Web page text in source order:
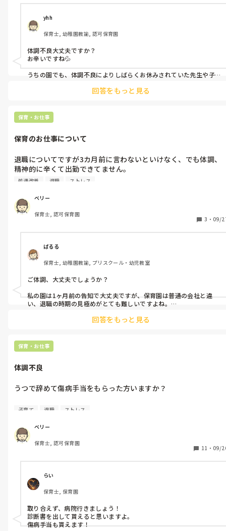
yhh
保育士, 幼稚園教諭, 認可保育園
体調不良大丈夫ですか？
お辛いですね💦
うちの園でも、体調不良によりしばらくお休みされていた先生や子
パートの方で1ヶ月～数ヶ月お休みされていましたが、上司と相談し
回答をもっと見る
保育・お仕事
保育のお仕事について
退職についてですが3カ月前に言わないといけなく、でも体調、
精神的に辛くて出勤できてません。
傷病手当もらって休んだほうがいいのかすぐに退職させてもらえ
処遇改善 退職 ストレス
ベリー
保育士, 認可保育園
3 ・ 09/
ぱるる
保育士, 幼稚園教諭, プリスクール・幼児教室
ご体調、大丈夫でしょうか？
私の園は1ヶ月前の告知で大丈夫ですが、保育園は普通の会社と違
い、退職の時期の見極めがとても難しいですよね。
保育園側としては正直なところ、退職の意向を伝えるほうが良いか
るだけでも大仕事だと思います💦
が色々な意味で安心なのかなとは感じました。体調、精神的にもと
職がすぐに可能ではないのならば、傷病手当をいただくことも一つ
だと思います。もちろん復帰できるよう務めることも必要になってき
回答をもっと見る
保育・お仕事
体調不良
うつで辞めて傷病手当をもらった方いますか？
子どもがいるのでお金ないと困りますし、子ども2人保育園に通
のもうつ病気と言うことで保育園に継続して通わせれたらなと思
ってます。
同じクラスの先生とがとくに一緒にいるのが辛くてうつで辞めた
いです。
まだ病院へは行ってませんがここ数日体調がいつもより悪くその
前に風邪を引いてからかとくに体調が悪く休んでます。
出勤しないといけないのですが気持ちと体調がついていけず、辞
めるにも3月前までには言わないといけないし、3月には辞めよう
と思っていたので園長先生には3月で辞めたいとは伝えてありま
子育て 退職 ストレス
ベリー
保育士, 認可保育園
11 ・ 09/
らい
保育士, 保育園
取り合えず、病院行きましょう！
診断書を出して貰えると思いますよ。
傷病手当も貰えます！